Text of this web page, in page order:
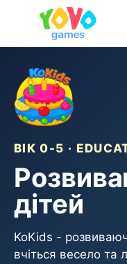
ВІК 0-5 ·
дітей
KoKids -
вчіться весело та